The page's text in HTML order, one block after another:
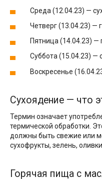
Среда (12.04.23) —
Четверг (13.04.23) —
Пятница (14.04.23) —
Суббота (15.04.23) —
Воскресенье
Сухоядение — что
Термин означает
термической обработки.
должны быть свежие или
сухофрукты, зелень, оливки.
Горячая пища с